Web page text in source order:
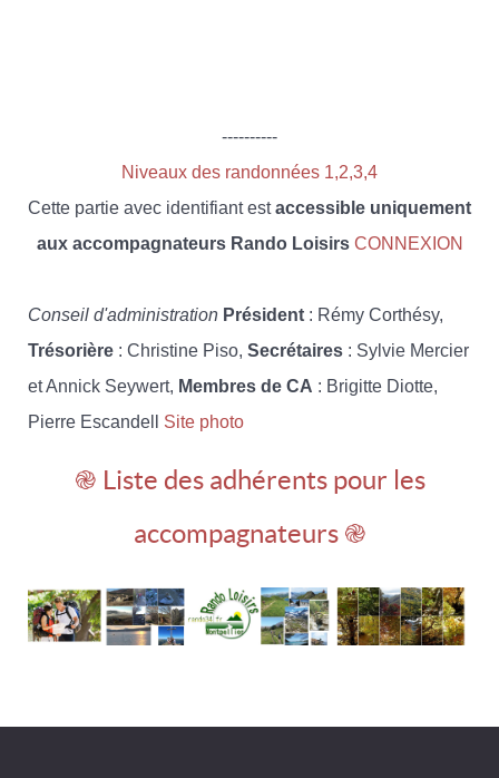
----------
Niveaux des randonnées 1,2,3,4
Cette partie avec identifiant estaccessible uniquement
aux accompagnateurs Rando Loisirs CONNEXION
Conseil d'administration Président : Rémy Corthésy,
Trésorière : Christine Piso, Secrétaires : Sylvie Mercier
et Annick Seywert, Membres de CA : Brigitte Diotte,
Pierre Escandell Site photo
֎ Liste des adhérents pour les
accompagnateurs ֎